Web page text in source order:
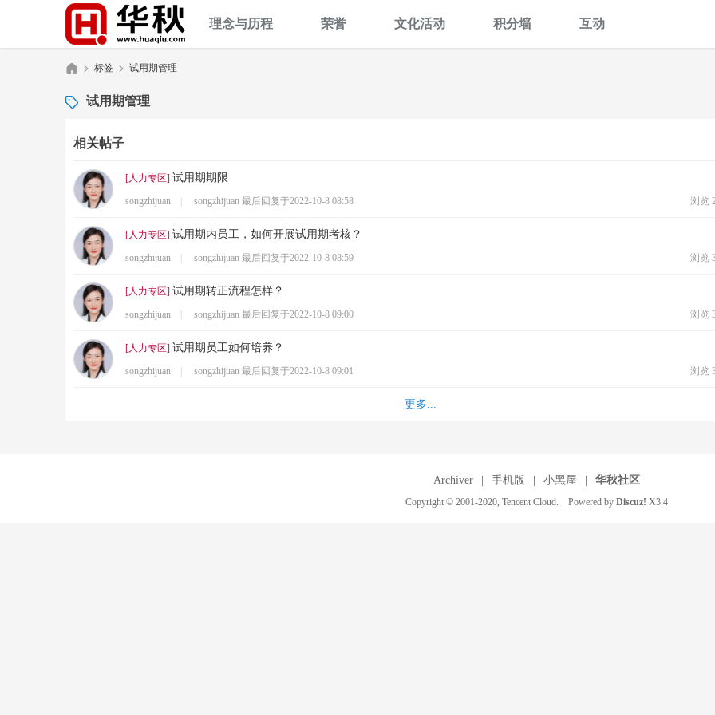
理念与历程 荣誉 文化活动 积分墙 互动
秋
›
标签
›
试用期管理
试用期管理
相关帖子
[ 人力专区] 试用期期限
songzhijuan songzhijuan 最后回复于2022-10-8 08:58 浏览
[ 人力专区] 试用期内员工，如何开展试用期考核？
songzhijuan songzhijuan 最后回复于2022-10-8 08:59 浏览
[ 人力专区] 试用期转正流程怎样？
songzhijuan songzhijuan 最后回复于2022-10-8 09:00 浏览
[ 人力专区] 试用期员工如何培养？
songzhijuan songzhijuan 最后回复于2022-10-8 09:01 浏览
更多...
Archiver 手机版 小黑屋 华秋社区
Copyright © 2001-2020, Tencent Cloud. Powered by Discuz! X3.4